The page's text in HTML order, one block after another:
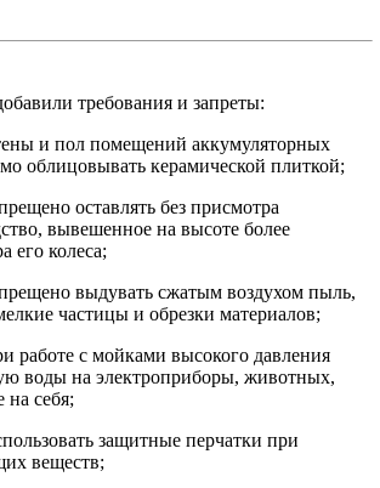
требования и запреты:
и пол помещений аккумуляторных
облицовывать керамической плиткой;
оставлять без присмотра
вывешенное на высоте более
его колеса;
выдувать сжатым воздухом пыль,
частицы и обрезки материалов;
с мойками высокого давления
воды на электроприборы, животных,
на себя;
защитные перчатки при
веществ;